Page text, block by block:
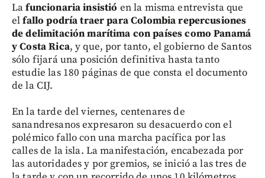
Lafuncionaria insistió en la misma entrevista que
elfallo podría traer para Colombia repercusiones
de delimitación marítima con países como Panamá
y Costa Rica, y que, por tanto, el gobierno de Santos
sólo fijará una posición definitiva hasta tanto
estudie las 180 páginas de que consta el documento
de la CIJ.
En la tarde del viernes, centenares de
sanandresanos expresaron su desacuerdo con el
polémico fallo con una marcha pacífica por las
calles de la isla. La manifestación, encabezada por
las autoridades y por gremios, se inició a las tres de